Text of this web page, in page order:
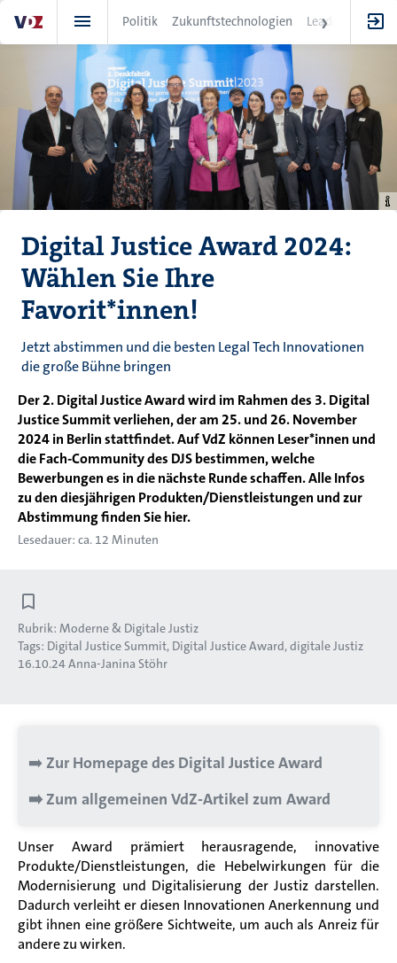
zum
Inhalt
Politik Zukunftstechnologien Leadership
Digital Justice Award 2024:
Wählen Sie Ihre
Favorit*innen!
Jetzt abstimmen und die besten Legal Tech Innovationen
die große Bühne bringen
Der 2. Digital Justice Award wird im Rahmen des 3. Digital
Justice Summit verliehen, der am 25. und 26. November
2024 in Berlin stattfindet. Auf VdZ können Leser*innen und
die Fach-Community des DJS bestimmen, welche
Bewerbungen es in die nächste Runde schaffen. Alle Infos
zu den diesjährigen Produkten/Dienstleistungen und zur
Abstimmung finden Sie hier.
Lesedauer: ca. 12 Minuten
Rubrik: Moderne & Digitale Justiz
Tags: Digital Justice Summit Digital Justice Award digitale Justiz
16.10.24Anna-Janina Stöhr
➡️Zur Homepage des Digital Justice Award
➡️Zum allgemeinen VdZ-Artikel zum Award
Unser Award prämiert herausragende, innovative
Produkte/Dienstleistungen, die Hebelwirkungen für die
Modernisierung und Digitalisierung der Justiz darstellen.
Dadurch verleiht er diesen Innovationen Anerkennung und
gibt ihnen eine größere Sichtweite, um auch als Anreiz für
andere zu wirken.